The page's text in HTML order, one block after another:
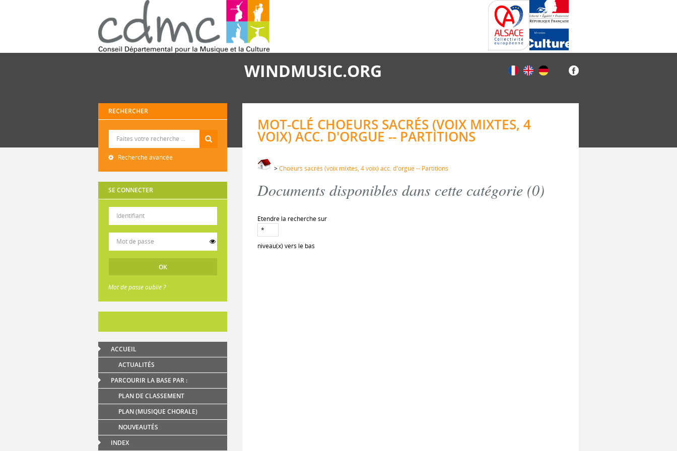
WINDMUSIC.ORG
RECHERCHER
Recherche avancée
SE CONNECTER
Mot de passe oublié ?
ACCUEIL
ACTUALITÉS
PARCOURIR LA BASE PAR :
PLAN DE CLASSEMENT
PLAN (MUSIQUE CHORALE)
NOUVEAUTÉS
INDEX
MOT-CLÉ CHOEURS SACRÉS (VOIX MIXTES, 4
VOIX) ACC. D'ORGUE -- PARTITIONS
>Choeurs sacrés (voix mixtes, 4 voix) acc. d'orgue -- Partitions
Documents disponibles dans cette catégorie (0)
Etendre la recherche sur
niveau(x) vers le bas